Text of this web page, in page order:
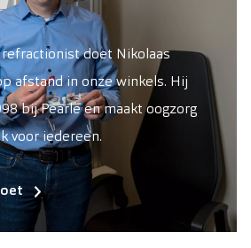
doet Nikolaas
afstand in onze winkels. Hij
bij Pearle en maakt oogzorg
voor iedereen.